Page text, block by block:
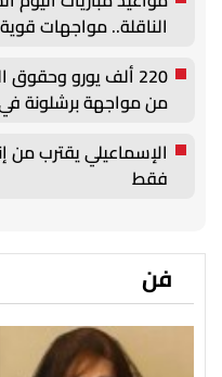
الناقلة.. مواجهات
220 ألف يورو
من مواجهة برشلونة
فقط
فن